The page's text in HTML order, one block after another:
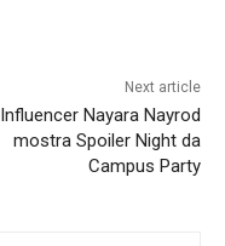
Next article
Influencer Nayara Nayrod
mostra Spoiler Night da
Campus Party